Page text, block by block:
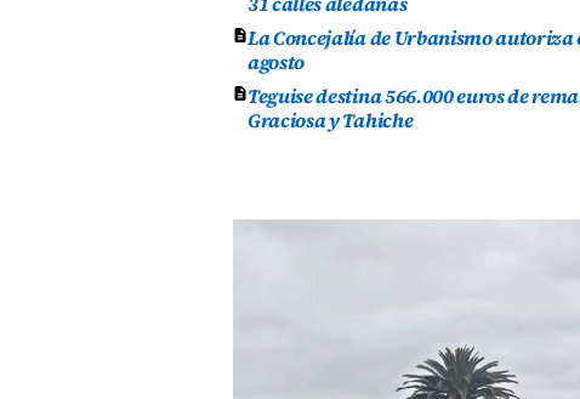
La Concejalía de Urbanismo
agosto
Teguise destina 566.000 euros de
Graciosa y Tahiche